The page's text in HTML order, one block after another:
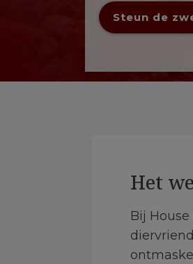
Steun de
Het
Bij